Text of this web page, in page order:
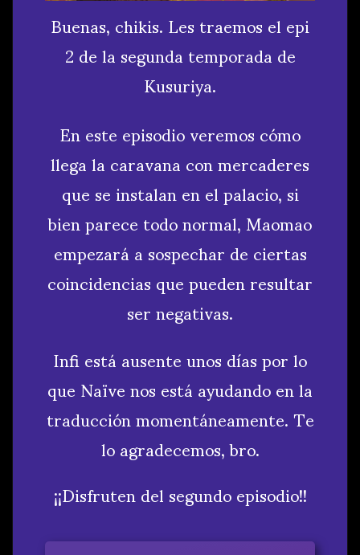
Buenas, chikis. Les traemos el epi
2 de la segunda temporada de
Kusuriya.
En este episodio veremos cómo
llega la caravana con mercaderes
que se instalan en el palacio, si
bien parece todo normal, Maomao
empezará a sospechar de ciertas
coincidencias que pueden resultar
ser negativas.
Infi está ausente unos días por lo
que Naïve nos está ayudando en la
traducción momentáneamente. Te
lo agradecemos, bro.
¡¡Disfruten del segundo episodio!!